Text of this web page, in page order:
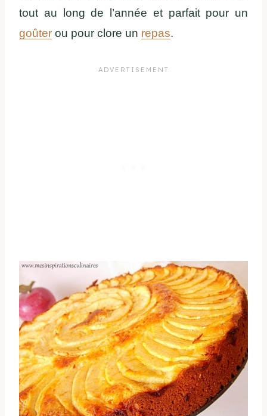
tout au long de l’année et parfait pour un
goûter ou pour clore un repas.